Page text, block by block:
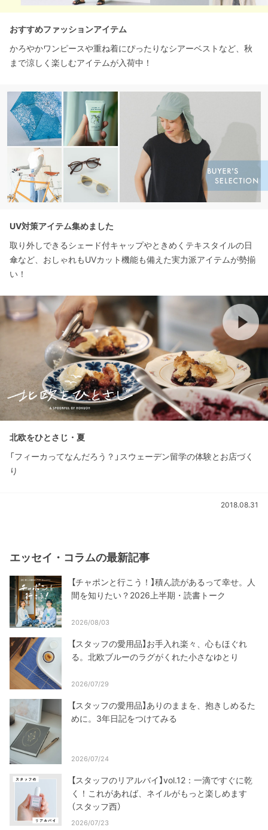
おすすめファッションアイテム
かろやかワンピースや重ね着にぴったりなシアーベストなど、秋
まで涼しく楽しむアイテムが入荷中！
UV対策アイテム集めました
取り外しできるシェード付キャップやときめくテキスタイルの日
傘など、おしゃれもUVカット機能も備えた実力派アイテムが勢揃
い！
北欧をひとさじ・夏
「フィーカってなんだろう？」スウェーデン留学の体験とお店づく
り
2018.08.31
エッセイ・コラムの最新記事
【チャポンと行こう！】積ん読があるって幸せ。人
間を知りたい？2026上半期・読書トーク
2026/08/03
【スタッフの愛用品】お手入れ楽々、心もほぐれ
る。北欧ブルーのラグがくれた小さなゆとり
2026/07/29
【スタッフの愛用品】ありのままを、抱きしめるた
めに。3年日記をつけてみる
2026/07/24
【スタッフのリアルバイ】vol.12：一滴ですぐに乾
く！これがあれば、ネイルがもっと楽しめます
（スタッフ西）
2026/07/23